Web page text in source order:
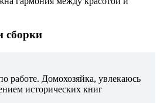
сборки
работе. Домохозяйка, увлекаюсь
исторических книг